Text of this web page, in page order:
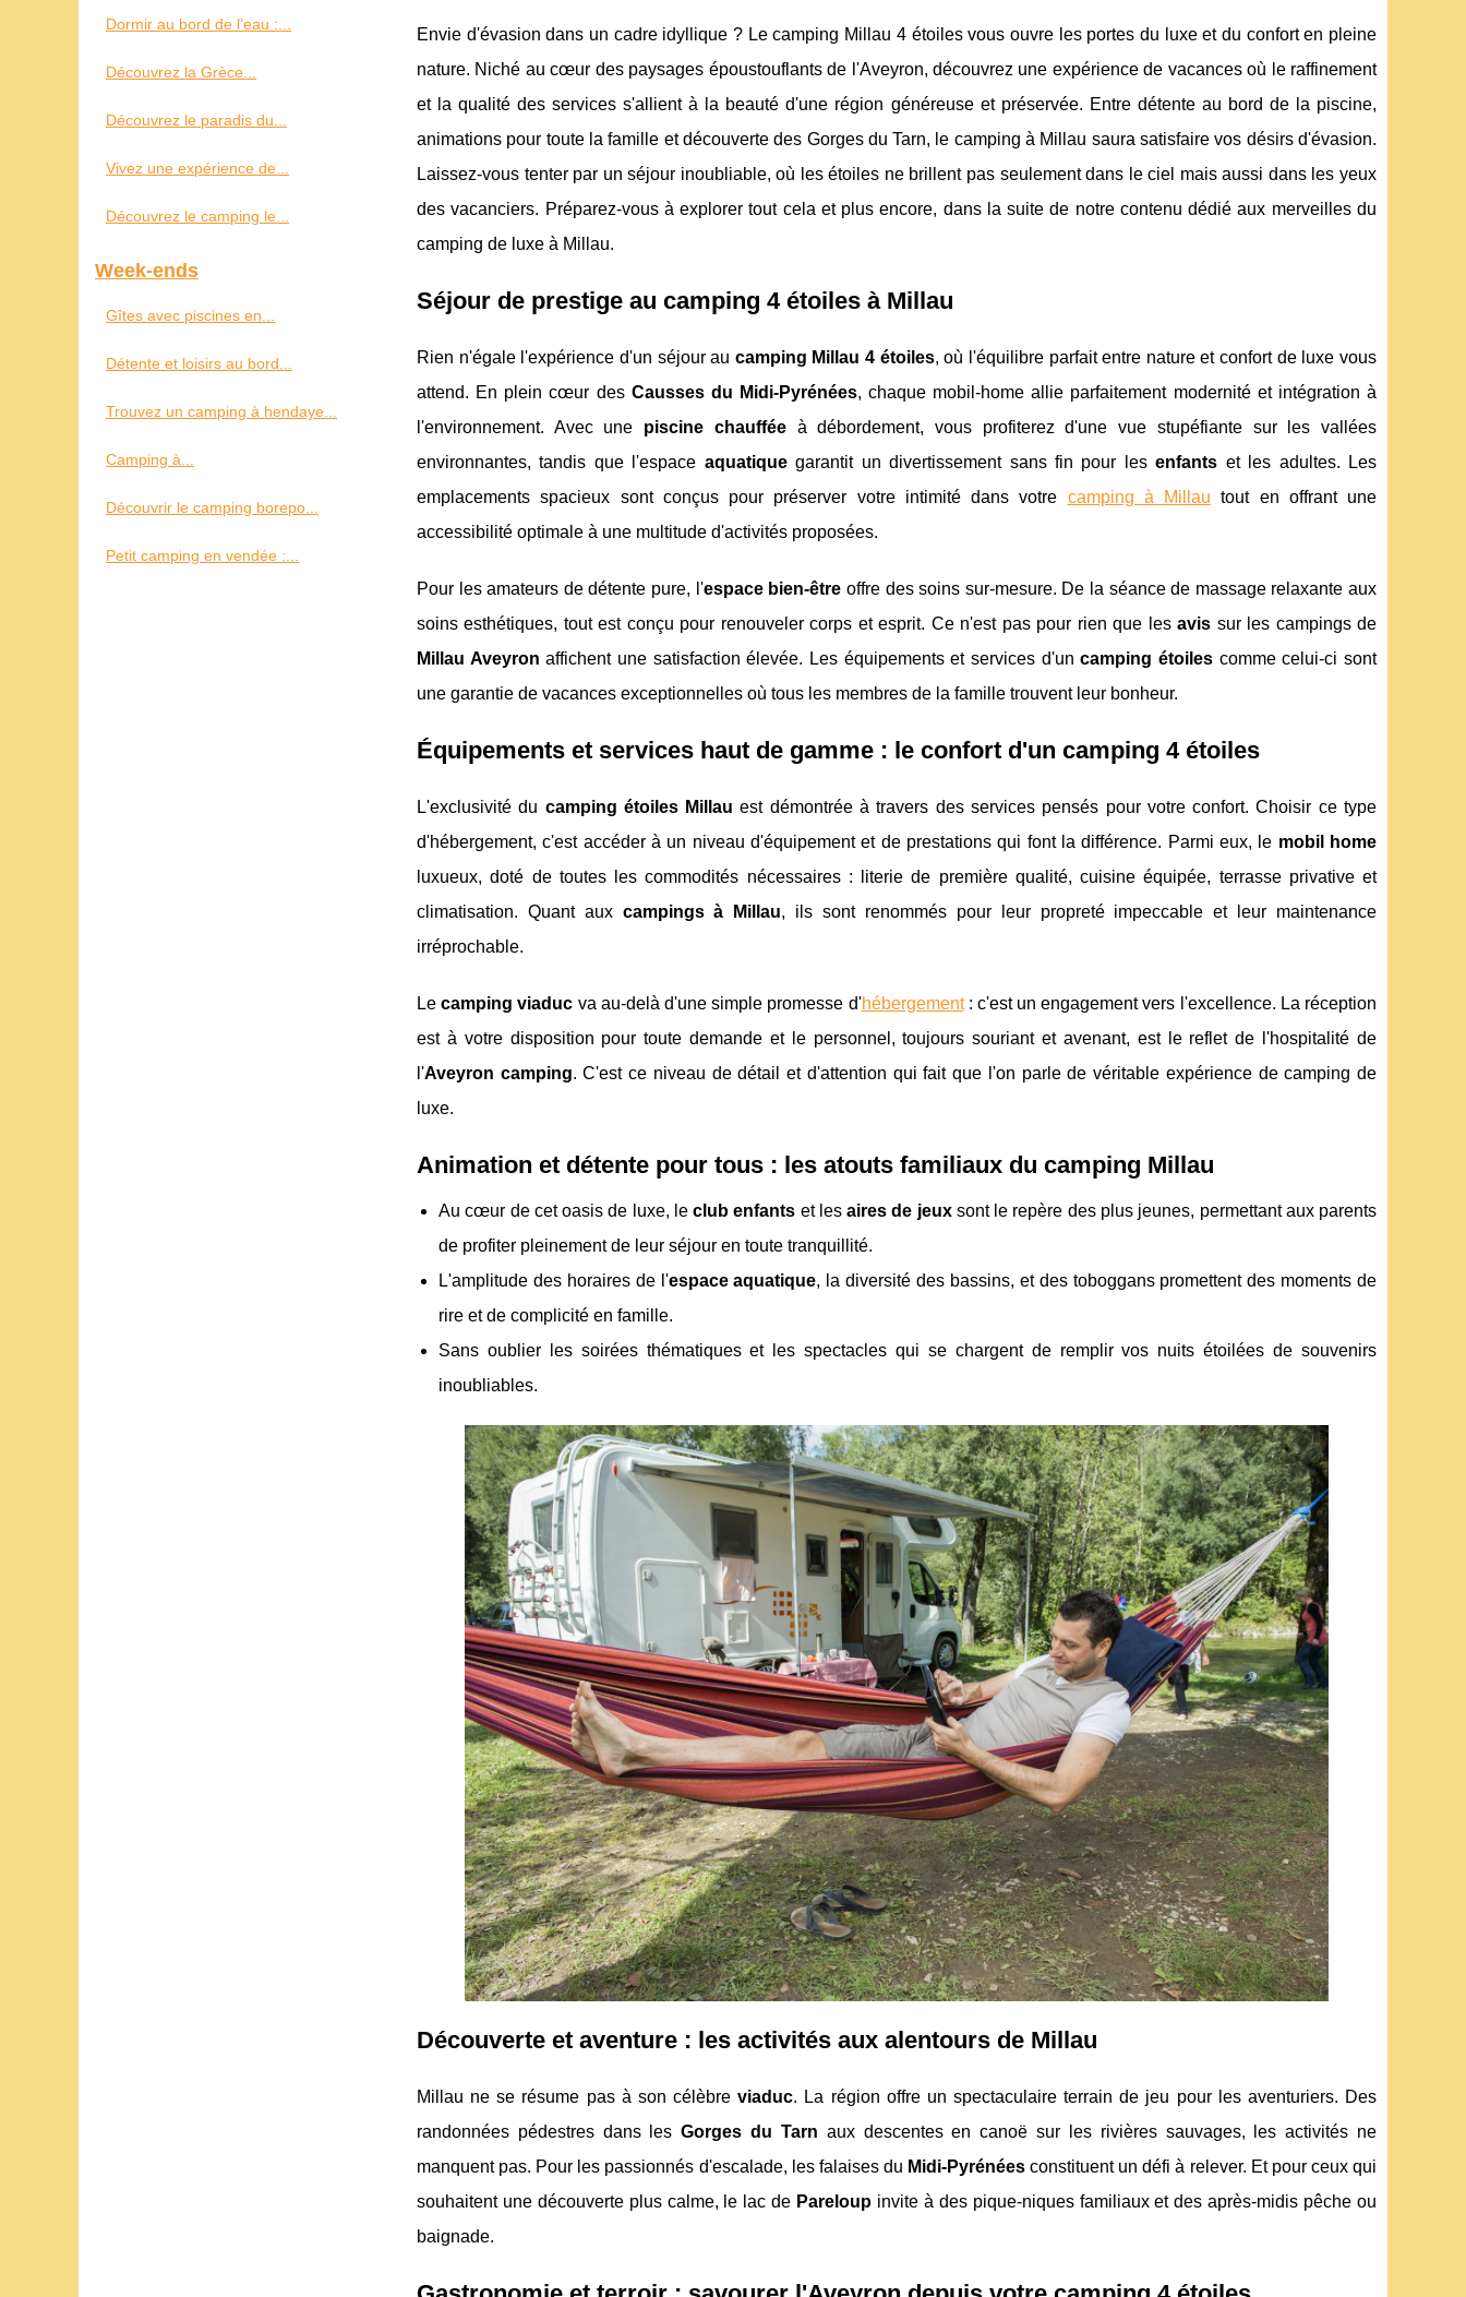
Envie d'évasion dans un cadre idyllique ? Le camping Millau 4 étoiles vous ouvre les portes du luxe et du confort en pleine
nature. Niché au cœur des paysages époustouflants de l'Aveyron, découvrez une expérience de vacances où le raffinement
et la qualité des services s'allient à la beauté d'une région généreuse et préservée. Entre détente au bord de la piscine,
animations pour toute la famille et découverte des Gorges du Tarn, le camping à Millau saura satisfaire vos désirs d'évasion.
Laissez-vous tenter par un séjour inoubliable, où les étoiles ne brillent pas seulement dans le ciel mais aussi dans les yeux
des vacanciers. Préparez-vous à explorer tout cela et plus encore, dans la suite de notre contenu dédié aux merveilles du
camping de luxe à Millau.
Séjour de prestige au camping 4 étoiles à Millau
Rien n'égale l'expérience d'un séjour au camping Millau 4 étoiles, où l'équilibre parfait entre nature et confort de luxe vous
attend. En plein cœur des Causses du Midi-Pyrénées, chaque mobil-home allie parfaitement modernité et intégration à
l'environnement. Avec une piscine chaufféeà débordement, vous profiterez d'une vue stupéfiante sur les vallées
environnantes, tandis que l'espace aquatiquegarantit un divertissement sans fin pour lesenfants et les adultes. Les
emplacements spacieux sont conçus pour préserver votre intimité dans votre camping à Millau tout en offrant une
accessibilité optimale à une multitude d'activités proposées.
Pour les amateurs de détente pure, l'espace bien-être offre des soins sur-mesure. De la séance de massage relaxante aux
soins esthétiques, tout est conçu pour renouveler corps et esprit. Ce n'est pas pour rien que lesavis sur les campings de
Millau Aveyron affichent une satisfaction élevée. Les équipements et services d'uncamping étoiles comme celui-ci sont
une garantie de vacances exceptionnelles où tous les membres de la famille trouvent leur bonheur.
Équipements et services haut de gamme : le confort d'un camping 4 étoiles
L'exclusivité du camping étoiles Millau est démontrée à travers des services pensés pour votre confort. Choisir ce type
d'hébergement, c'est accéder à un niveau d'équipement et de prestations qui font la différence. Parmi eux, le mobil home
luxueux, doté de toutes les commodités nécessaires : literie de première qualité, cuisine équipée, terrasse privative et
climatisation. Quant aux campings à Millau, ils sont renommés pour leur propreté impeccable et leur maintenance
irréprochable.
Lecamping viaduc va au-delà d'une simple promesse d'hébergement: c'est un engagement vers l'excellence. La réception
est à votre disposition pour toute demande et le personnel, toujours souriant et avenant, est le reflet de l'hospitalité de
l'Aveyron camping. C'est ce niveau de détail et d'attention qui fait que l'on parle de véritable expérience de camping de
luxe.
Animation et détente pour tous : les atouts familiaux du camping Millau
Au cœur de cet oasis de luxe, leclub enfants et lesaires de jeuxsont le repère des plus jeunes, permettant aux parents
de profiter pleinement de leur séjour en toute tranquillité.
L'amplitude des horaires de l'espace aquatique, la diversité des bassins, et des toboggans promettent des moments de
rire et de complicité en famille.
Sans oublier les soirées thématiques et les spectacles qui se chargent de remplir vos nuits étoilées de souvenirs
inoubliables.
Découverte et aventure : les activités aux alentours de Millau
Millau ne se résume pas à son célèbreviaduc. La région offre un spectaculaire terrain de jeu pour les aventuriers. Des
randonnées pédestres dans lesGorges du Tarn aux descentes en canoë sur les rivières sauvages, les activités ne
manquent pas. Pour les passionnés d'escalade, les falaises du Midi-Pyrénées constituent un défi à relever. Et pour ceux qui
souhaitent une découverte plus calme, le lac de Pareloup invite à des pique-niques familiaux et des après-midis pêche ou
baignade.
Dormir au bord de l’eau :...
Découvrez la Grèce...
Découvrez le paradis du...
Vivez une expérience de...
Découvrez le camping le...
Week-ends
Gîtes avec piscines en...
Détente et loisirs au bord...
Trouvez un camping à hendaye...
Camping à...
Découvrir le camping borepo...
Petit camping en vendée :...